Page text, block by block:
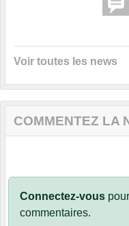
Voir toutes les news
COMMENTEZ LA
Connectez-vous
commentaires.